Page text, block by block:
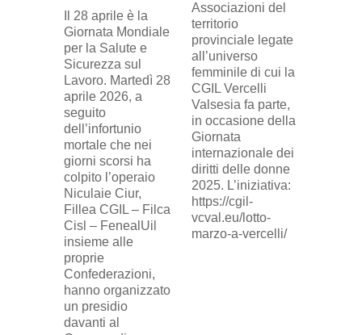
Il 28 aprile è la
Giornata Mondiale
per la Salute e
Sicurezza sul
Lavoro. Martedì 28
aprile 2026, a
seguito
dell’infortunio
mortale che nei
giorni scorsi ha
colpito l’operaio
Niculaie Ciur,
Fillea CGIL – Filca
Cisl – FenealUil
insieme alle
proprie
Confederazioni,
hanno organizzato
un presidio
davanti al
Associazioni del
territorio
provinciale legate
all’universo
femminile di cui la
CGIL Vercelli
Valsesia fa parte,
in occasione della
Giornata
internazionale dei
diritti delle donne
2025. L’iniziativa:
https://cgil-
vcval.eu/lotto-
marzo-a-vercelli/